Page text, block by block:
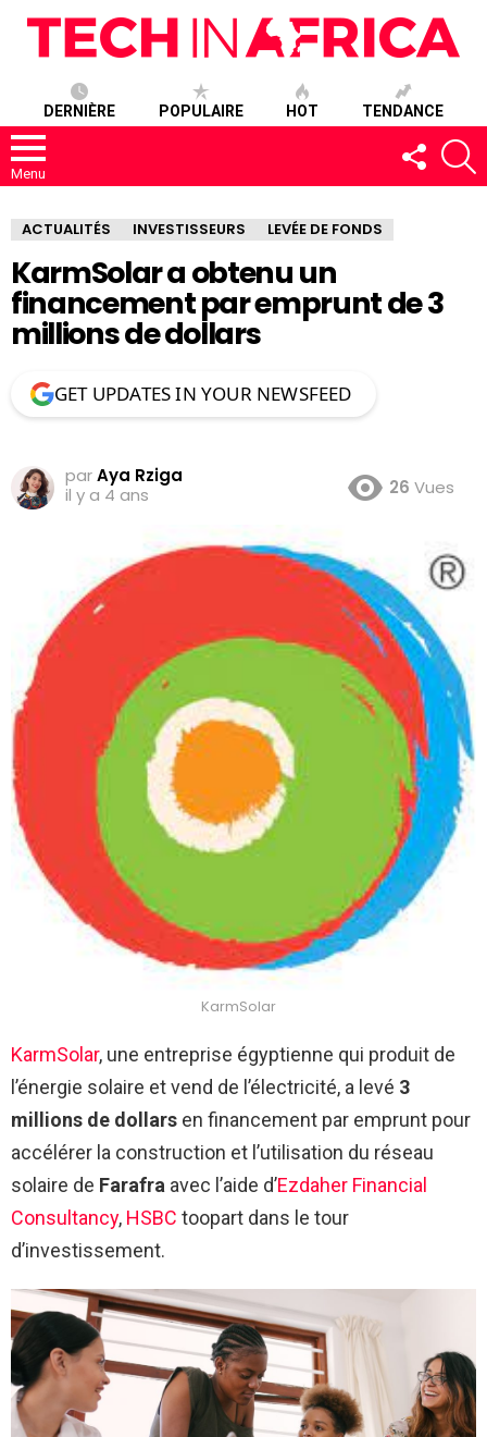
DERNIÈRE POPULAIRE HOT TENDANCE
Menu
SUIVEZ-
NOUS
ACTUALITÉS INVESTISSEURS LEVÉE DE FONDS
KarmSolar a obtenu un
financement par emprunt de 3
millions de dollars
GET UPDATES IN YOUR NEWSFEED
parAya Rziga
il y a 4 ans
26 Vues
KarmSolar
KarmSolar, une entreprise égyptienne qui produit de
l’énergie solaire et vend de l’électricité, a levé 3
millions de dollars en financement par emprunt pour
accélérer la construction et l’utilisation du réseau
solaire de Farafra avec l’aide d’Ezdaher Financial
Consultancy, HSBC toopart dans le tour
d’investissement.